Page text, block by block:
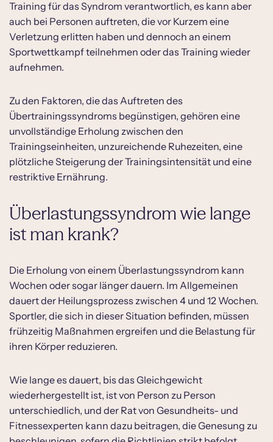
Training für das Syndrom verantwortlich, es kann aber
auch bei Personen auftreten, die vor Kurzem eine
Verletzung erlitten haben und dennoch an einem
Sportwettkampf teilnehmen oder das Training wieder
aufnehmen.
Zu den Faktoren, die das Auftreten des
Übertrainingssyndroms begünstigen, gehören eine
unvollständige Erholung zwischen den
Trainingseinheiten, unzureichende Ruhezeiten, eine
plötzliche Steigerung der Trainingsintensität und eine
restriktive Ernährung.
Überlastungssyndrom wie lange
ist man krank?
Die Erholung von einem Überlastungssyndrom kann
Wochen oder sogar länger dauern. Im Allgemeinen
dauert der Heilungsprozess zwischen 4 und 12 Wochen.
Sportler, die sich in dieser Situation befinden, müssen
frühzeitig Maßnahmen ergreifen und die Belastung für
ihren Körper reduzieren.
Wie lange es dauert, bis das Gleichgewicht
wiederhergestellt ist, ist von Person zu Person
unterschiedlich, und der Rat von Gesundheits- und
Fitnessexperten kann dazu beitragen, die Genesung zu